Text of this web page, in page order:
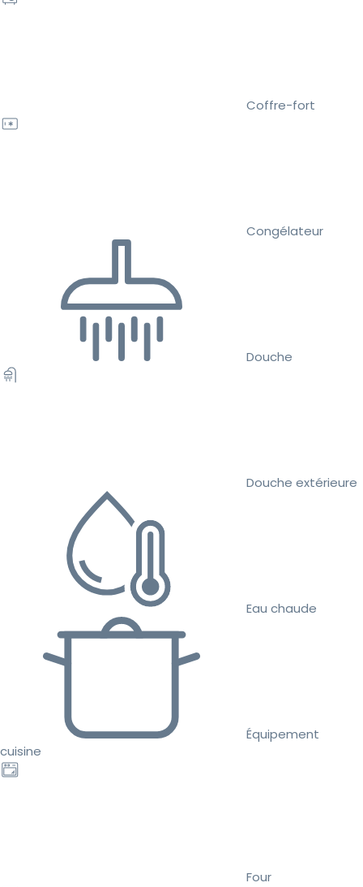
Coffre-fort
Congélateur
Douche
Douche extérieure
Eau chaude
Équipement
cuisine
Four